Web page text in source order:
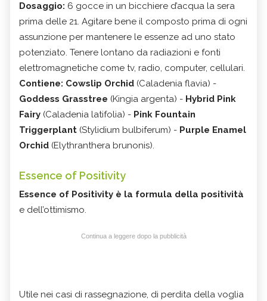
Dosaggio: 6 gocce in un bicchiere d’acqua la sera
prima delle 21. Agitare bene il composto prima di ogni
assunzione per mantenere le essenze ad uno stato
potenziato. Tenere lontano da radiazioni e fonti
elettromagnetiche come tv, radio, computer, cellulari.
Contiene: Cowslip Orchid (Caladenia flavia) -
Goddess Grasstree (Kingia argenta) - Hybrid Pink
Fairy (Caladenia latifolia) - Pink Fountain
Triggerplant (Stylidium bulbiferum) - Purple Enamel
Orchid (Elythranthera brunonis).
Essence of Positivity
Essence of Positivity è la formula della positività
e dell’ottimismo.
Continua a leggere dopo la pubblicità
Utile nei casi di rassegnazione, di perdita della voglia